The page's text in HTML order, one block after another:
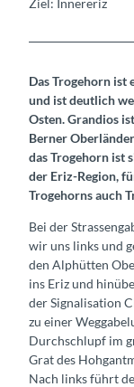
© Berner Wanderwege
Ziel: Innereriz
Das Trogehorn ist
und ist deutlich
Osten. Grandios
Berner
das Trogehorn ist
der Eriz-Region,
Trogehorns auch
Bei der
wir uns links und
den Alphütten
ins Eriz und
der Signalisation
zu einer
Durchschlupf im
Grat des
Nach links führt